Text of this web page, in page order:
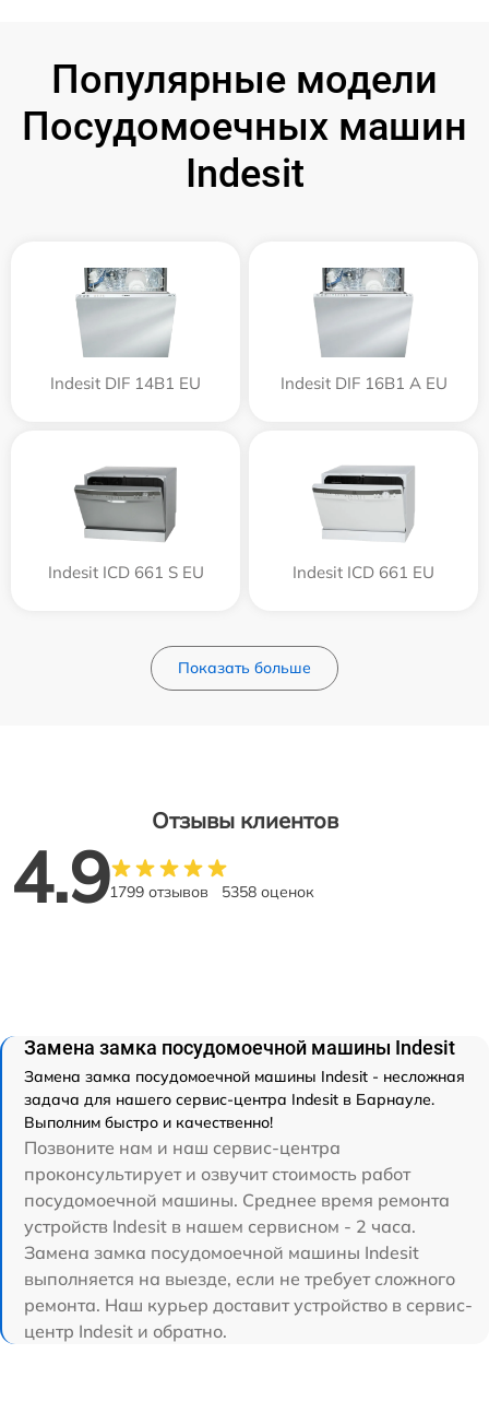
Популярные модели
Посудомоечных машин
Indesit
Indesit DIF 14B1 EU Indesit DIF 16B1 A EU
Indesit ICD 661 S EU Indesit ICD 661 EU
Показать больше
Отзывы клиентов
4.91799 отзывов 5358 оценок
Замена замка посудомоечной машины Indesit
Замена замка посудомоечной машины Indesit - несложная
задача для нашего сервис-центра Indesit в Барнауле.
Выполним быстро и качественно!
Позвоните нам и наш сервис-центра
проконсультирует и озвучит стоимость работ
посудомоечной машины. Среднее время ремонта
устройств Indesit в нашем сервисном - 2 часа.
Замена замка посудомоечной машины Indesit
выполняется на выезде, если не требует сложного
ремонта. Наш курьер доставит устройство в сервис-
центр Indesit и обратно.